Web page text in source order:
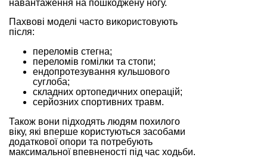
навантаження на пошкоджену ногу.
Пахвові моделі часто використовують
після:
переломів стегна;
переломів гомілки та стопи;
ендопротезування кульшового
суглоба;
складних ортопедичних операцій;
серйозних спортивних травм.
Також вони підходять людям похилого
віку, які вперше користуються засобами
додаткової опори та потребують
максимальної впевненості під час ходьби.